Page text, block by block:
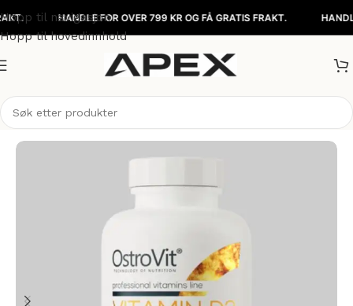
HANDLE FOR OVER 799 KR OG FÅ GRATIS FRAKT. HANDLE
Hopp til navigasjon
Hopp til hovedinnhold
Kosttilskudd